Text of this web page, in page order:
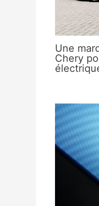
Une
Chery